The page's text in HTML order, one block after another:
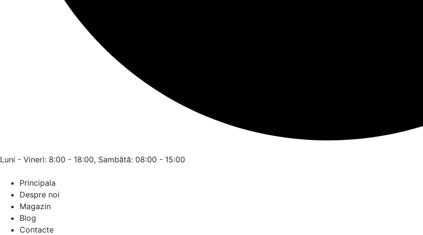
Luni - Vineri: 8:00 - 18:00, Sambătă: 08:00 - 15:00
Principala
Despre noi
Magazin
Blog
Contacte